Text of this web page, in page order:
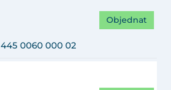
445 0060 000 02
Objednat